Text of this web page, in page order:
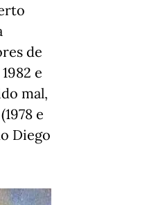
de
e
mal,
e
Diego